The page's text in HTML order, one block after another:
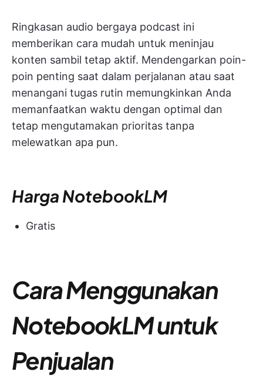
Ringkasan audio bergaya podcast ini
memberikan cara mudah untuk meninjau
konten sambil tetap aktif. Mendengarkan poin-
poin penting saat dalam perjalanan atau saat
menangani tugas rutin memungkinkan Anda
memanfaatkan waktu dengan optimal dan
tetap mengutamakan prioritas tanpa
melewatkan apa pun.
Harga NotebookLM
Gratis
Cara Menggunakan
NotebookLM untuk
Penjualan